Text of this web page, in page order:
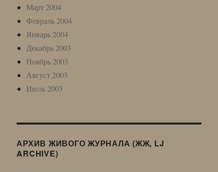
Март 2004
Февраль 2004
Январь 2004
Декабрь 2003
Ноябрь 2003
Август 2003
Июль 2003
АРХИВ ЖИВОГО ЖУРНАЛА (ЖЖ, LJ
ARCHIVE)